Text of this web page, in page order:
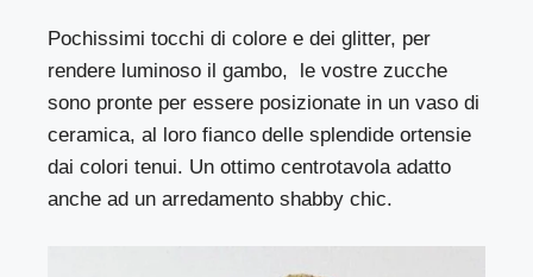
Pochissimi tocchi di colore e dei glitter, per
rendere luminoso il gambo, le vostre zucche
sono pronte per essere posizionate in un vaso di
ceramica, al loro fianco delle splendide ortensie
dai colori tenui. Un ottimo centrotavola adatto
anche ad un arredamento shabby chic.